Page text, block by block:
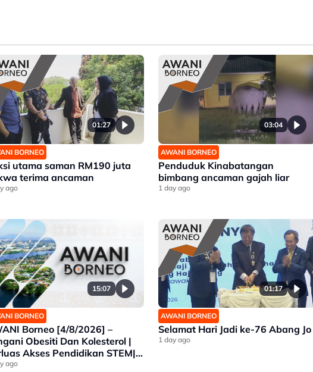
01:27
BORNEO
utama saman RM190 juta
terima ancaman
ago
03:04
AWANI BORNEO
Penduduk Kinabatangan
bimbang ancaman gajah liar
1 day ago
15:07
BORNEO
Borneo [4/8/2026] –
Obesiti Dan Kolesterol |
Akses Pendidikan STEM|
Intai Juara SUKMA
ago
01:17
AWANI BORNEO
Selamat Hari Jadi ke-76 Abang Jo
1 day ago